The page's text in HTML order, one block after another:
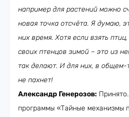
например для растений можно
новая точка отсчёта. Я думаю,
них время. Хотя если взять
своих птенцов зимой – это из
так делают. И для них, в
не пахнет!
Александр Генерозов:
программы «Тайные механизмы